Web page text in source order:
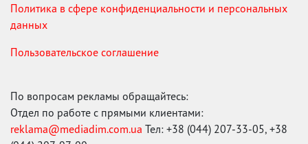
Политика в сфере конфиденциальности и персональных
данных
Пользовательское соглашение
По вопросам рекламы обращайтесь:
Отдел по работе с прямыми клиентами:
reklama@mediadim.com.ua Тел: +38 (044) 207-33-05, +38